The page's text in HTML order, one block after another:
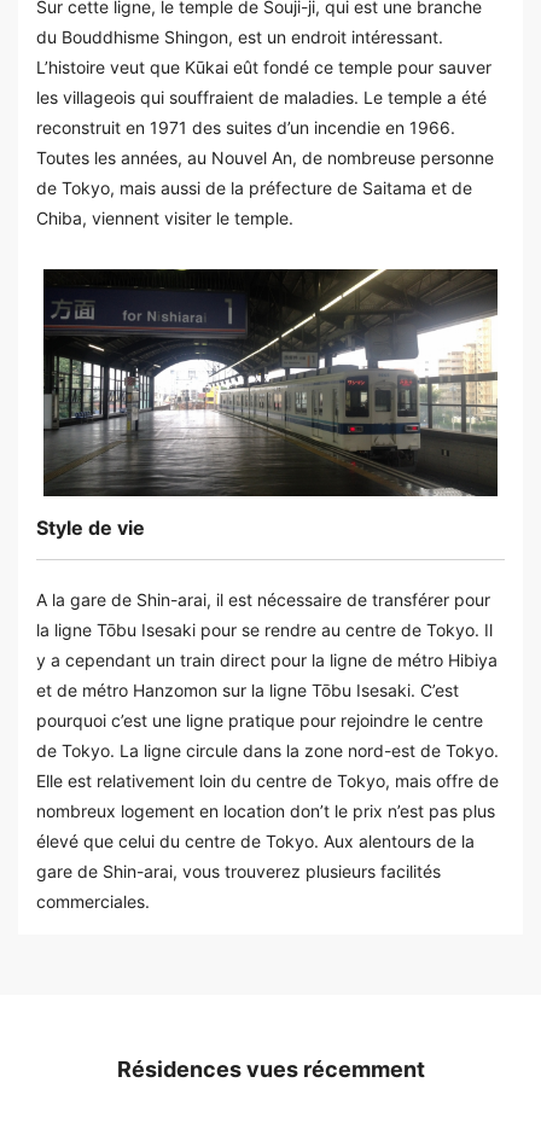
Sur cette ligne, le temple de Souji-ji, qui est une branche
du Bouddhisme Shingon, est un endroit intéressant.
L’histoire veut que Kūkai eût fondé ce temple pour sauver
les villageois qui souffraient de maladies. Le temple a été
reconstruit en 1971 des suites d’un incendie en 1966.
Toutes les années, au Nouvel An, de nombreuse personne
de Tokyo, mais aussi de la préfecture de Saitama et de
Chiba, viennent visiter le temple.
Style de vie
A la gare de Shin-arai, il est nécessaire de transférer pour
la ligne Tōbu Isesaki pour se rendre au centre de Tokyo. Il
y a cependant un train direct pour la ligne de métro Hibiya
et de métro Hanzomon sur la ligne Tōbu Isesaki. C’est
pourquoi c’est une ligne pratique pour rejoindre le centre
de Tokyo. La ligne circule dans la zone nord-est de Tokyo.
Elle est relativement loin du centre de Tokyo, mais offre de
nombreux logement en location don’t le prix n’est pas plus
élevé que celui du centre de Tokyo. Aux alentours de la
gare de Shin-arai, vous trouverez plusieurs facilités
commerciales.
Résidences vues récemment